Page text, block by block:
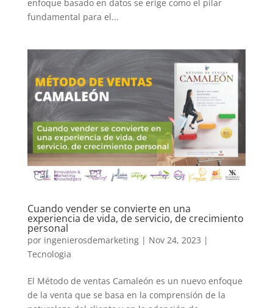
enfoque basado en datos se erige como el pilar
fundamental para el...
Cuando vender se convierte en una
experiencia de vida, de servicio, de crecimiento
personal
por ingenierosdemarketing| Nov 24, 2023 |
Tecnologia
El Método de ventas Camaleón es un nuevo enfoque
de la venta que se basa en la comprensión de la